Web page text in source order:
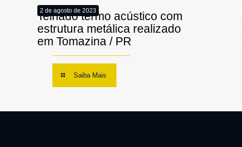
2 de agosto de 2023
Telhado termo acústico com
estrutura metálica realizado
em Tomazina / PR
Saiba Mais